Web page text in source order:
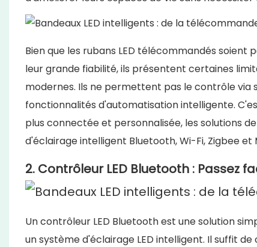
Bien que les rubans LED télécommandés
leur grande fiabilité, ils présentent certaines
modernes. Ils ne permettent pas le contrôle via
fonctionnalités d'automatisation intelligente.
plus connectée et personnalisée, les solutions
d'éclairage intelligent Bluetooth, Wi-Fi, Zigbee et
2. Contrôleur LED Bluetooth :
Un contrôleur LED Bluetooth est une solution
un système d'éclairage LED intelligent. Il suffit